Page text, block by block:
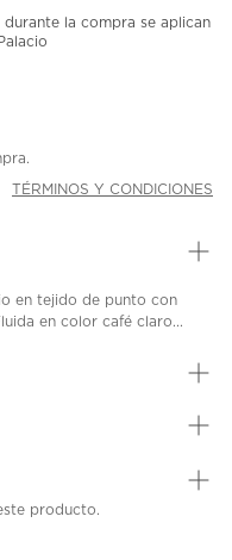
durante la compra se aplican
TÉRMINOS Y CONDICIONES
en tejido de punto con
en color café claro...
producto.